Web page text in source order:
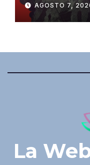
AGOSTO 7,
La